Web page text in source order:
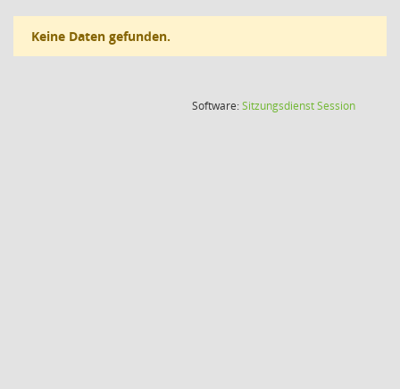
Keine Daten gefunden.
Software:SitzungsdienstSession(Wird in